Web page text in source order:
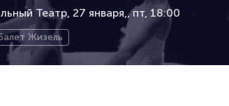
Театр, 27 января, пт, 18:00
Жизель